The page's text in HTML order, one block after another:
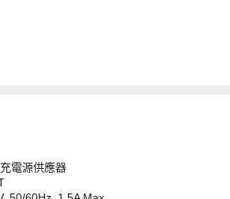
電源供應器